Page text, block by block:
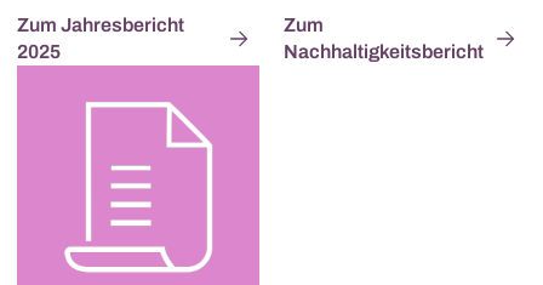
Zum Jahresbericht
2025
Zum
Nachhaltigkeitsbericht